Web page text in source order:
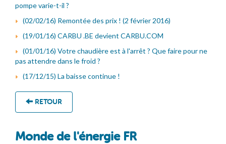
pompe varie-t-il ?
(02/02/16) Remontée des prix ! (2 février 2016)
(19/01/16) CARBU .BE devient CARBU.COM
(01/01/16) Votre chaudière est à l'arrêt ? Que faire pour ne
pas attendre dans le froid ?
(17/12/15) La baisse continue !
RETOUR
Monde de l'énergie FR